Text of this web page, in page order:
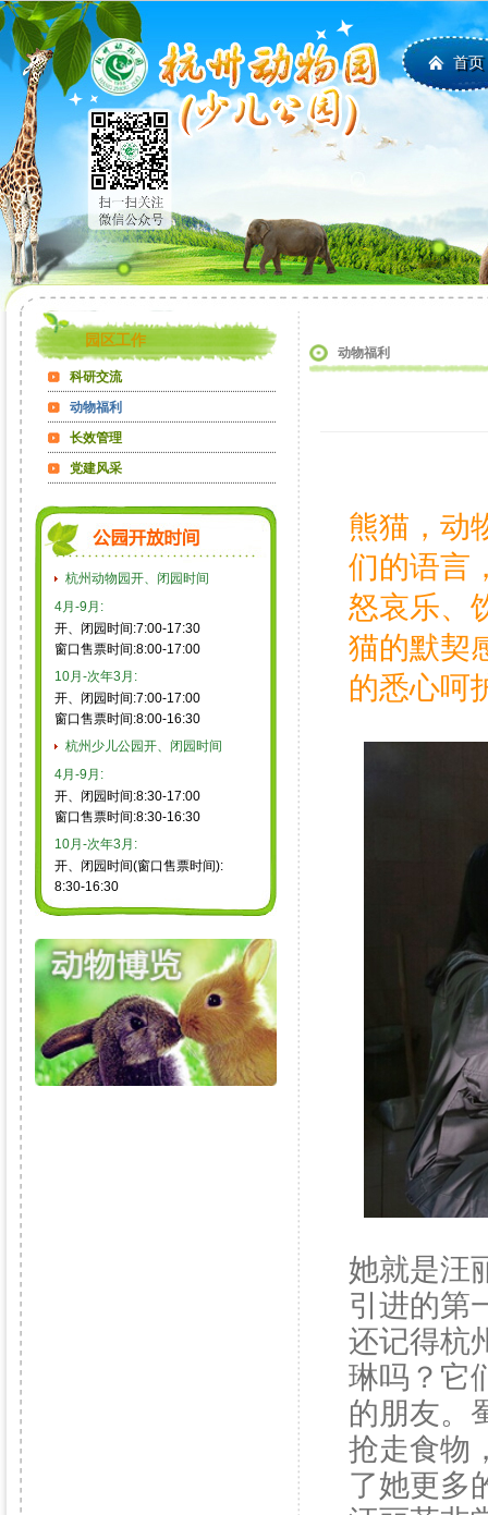
首页
园区工作
科研交流
动物福利
长效管理
党建风采
杭州动物园开、闭园时间
4月-9月:
开、闭园时间:7:00-17:30
窗口售票时间:8:00-17:00
10月-次年3月:
开、闭园时间:7:00-17:00
窗口售票时间:8:00-16:30
杭州少儿公园开、闭园时间
4月-9月:
开、闭园时间:8:30-17:00
窗口售票时间:8:30-16:30
10月-次年3月:
开、闭园时间(窗口售票时间):
8:30-16:30
动物福利
熊猫，动
们的语言
怒哀乐、
猫的默契
的悉心呵
她就是汪
引进的第
还记得杭
琳吗？它
的朋友。
抢走食物
了她更多